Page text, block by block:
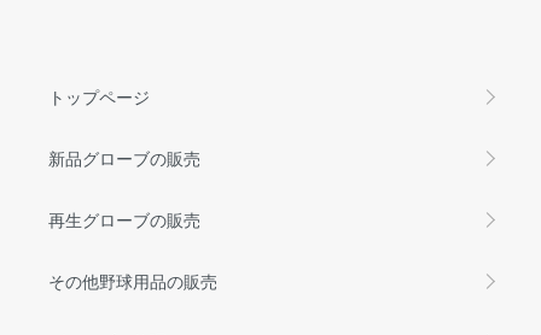
トップページ
新品グローブの販売
再生グローブの販売
その他野球用品の販売